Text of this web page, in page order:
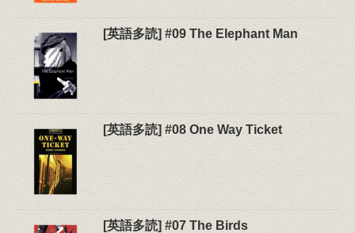
[英語多読] #09 The Elephant Man
[英語多読] #08 One Way Ticket
[英語多読] #07 The Birds